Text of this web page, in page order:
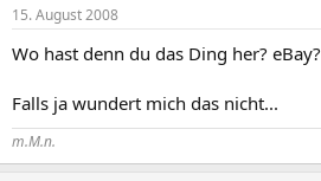
15. August 2008
Wo hast denn du das Ding her? eBay?
Falls ja wundert mich das nicht...
m.M.n.